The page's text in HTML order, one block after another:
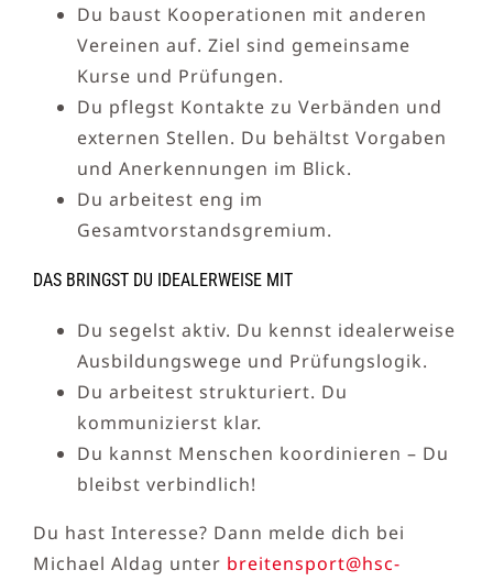
Du baust Kooperationen mit anderen
Vereinen auf. Ziel sind gemeinsame
Kurse und Prüfungen.
Du pflegst Kontakte zu Verbänden und
externen Stellen. Du behältst Vorgaben
und Anerkennungen im Blick.
Du arbeitest eng im
Gesamtvorstandsgremium.
DAS BRINGST DU IDEALERWEISE MIT
Du segelst aktiv. Du kennst idealerweise
Ausbildungswege und Prüfungslogik.
Du arbeitest strukturiert. Du
kommunizierst klar.
Du kannst Menschen koordinieren – Du
bleibst verbindlich!
Du hast Interesse? Dann melde dich bei
Michael Aldag unter breitensport@hsc-